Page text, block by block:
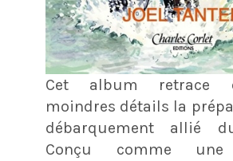
Cet album retrace
moindres détails la
débarquement allié
Conçu comme une